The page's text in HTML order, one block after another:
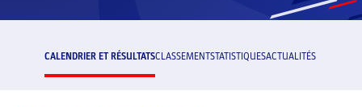
CALENDRIER ET RÉSULTATSCLASSEMENTSTATISTIQUESACTUALITÉS